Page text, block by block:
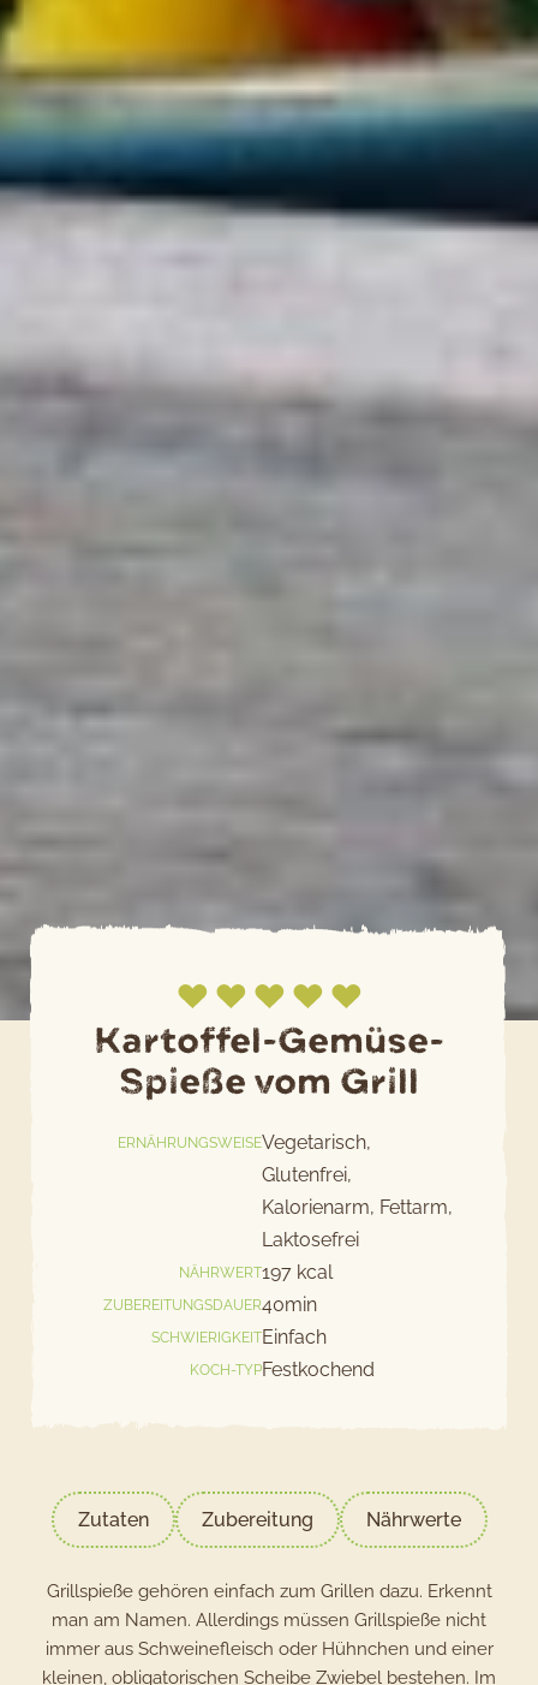
Jetzt bewerten
Kartoffel-Gemüse-
Spieße vom Grill
ERNÄHRUNGSWEISEVegetarisch,
Glutenfrei,
Kalorienarm, Fettarm,
Laktosefrei
NÄHRWERT197 kcal
ZUBEREITUNGSDAUER40min
SCHWIERIGKEITEinfach
KOCH-TYPFestkochend
Zutaten Zubereitung Nährwerte
Grillspieße gehören einfach zum Grillen dazu. Erkennt
man am Namen. Allerdings müssen Grillspieße nicht
immer aus Schweinefleisch oder Hühnchen und einer
kleinen, obligatorischen Scheibe Zwiebel bestehen. Im